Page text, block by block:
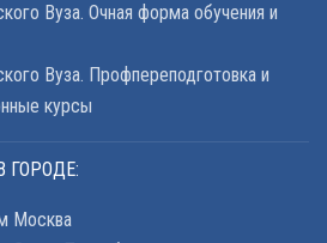
Вуза. Очная форма обучения и
Вуза. Профпереподготовка и
курсы
ГОРОДЕ:
Москва